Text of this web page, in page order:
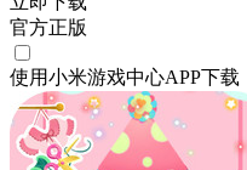
官方正版
使用小米游戏中心APP下载